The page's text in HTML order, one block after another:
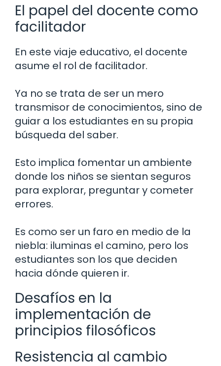
El papel del docente como
facilitador
En este viaje educativo, el docente
asume el rol de facilitador.
Ya no se trata de ser un mero
transmisor de conocimientos, sino de
guiar a los estudiantes en su propia
búsqueda del saber.
Esto implica fomentar un ambiente
donde los niños se sientan seguros
para explorar, preguntar y cometer
errores.
Es como ser un faro en medio de la
niebla: iluminas el camino, pero los
estudiantes son los que deciden
hacia dónde quieren ir.
Desafíos en la
implementación de
principios filosóficos
Resistencia al cambio